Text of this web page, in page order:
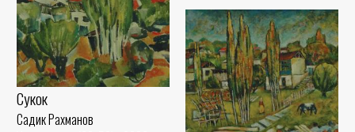
Сукок
Садик Рахманов